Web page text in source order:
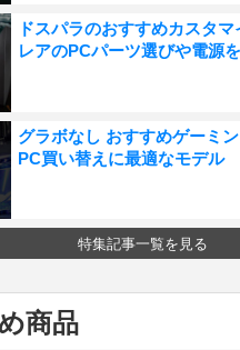
ドスパラのおすすめカスタ
レアのPCパーツ選びや電源
グラボなし おすすめゲーミ
PC買い替えに最適なモデル
特集記事一覧を見る
商品